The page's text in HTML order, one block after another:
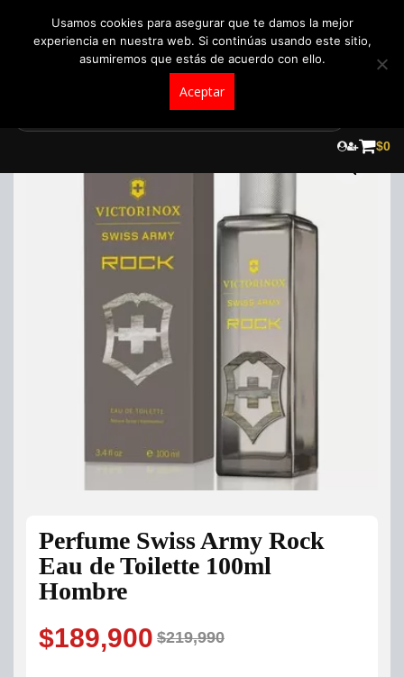
$0
Perfume Swiss Army Rock
Eau de Toilette 100ml
Hombre
$219,990
Original
$189,900
Current
Usamos cookies para asegurar que te damos la mejor
experiencia en nuestra web. Si continúas usando este sitio,
asumiremos que estás de acuerdo con ello.
Aceptar